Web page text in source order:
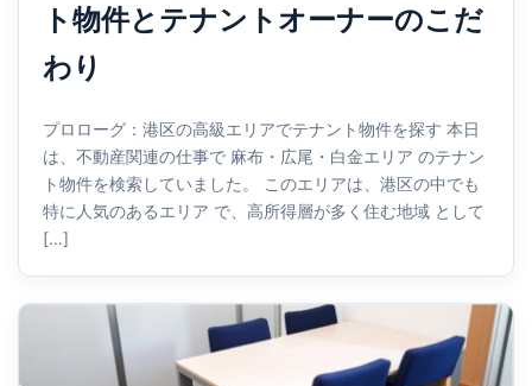
ト物件とテナントオーナーのこだ
わり
プロローグ：港区の高級エリアでテナント物件を探す 本日
は、不動産関連の仕事で 麻布・広尾・白金エリア のテナン
ト物件を検索していました。 このエリアは、港区の中でも
特に人気のあるエリア で、高所得層が多く住む地域 として
[…]